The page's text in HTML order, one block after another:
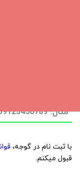
با ثبت نام در گوجه،
قبول میکنم.